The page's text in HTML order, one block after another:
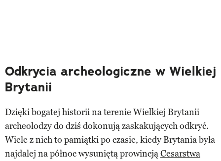
Odkrycia archeologiczne w Wielkiej
Brytanii
Dzięki bogatej historii na terenie Wielkiej Brytanii
archeolodzy do dziś dokonują zaskakujących odkryć.
Wiele z nich to pamiątki po czasie, kiedy Brytania była
najdalej na północ wysuniętą prowincjąCesarstwa